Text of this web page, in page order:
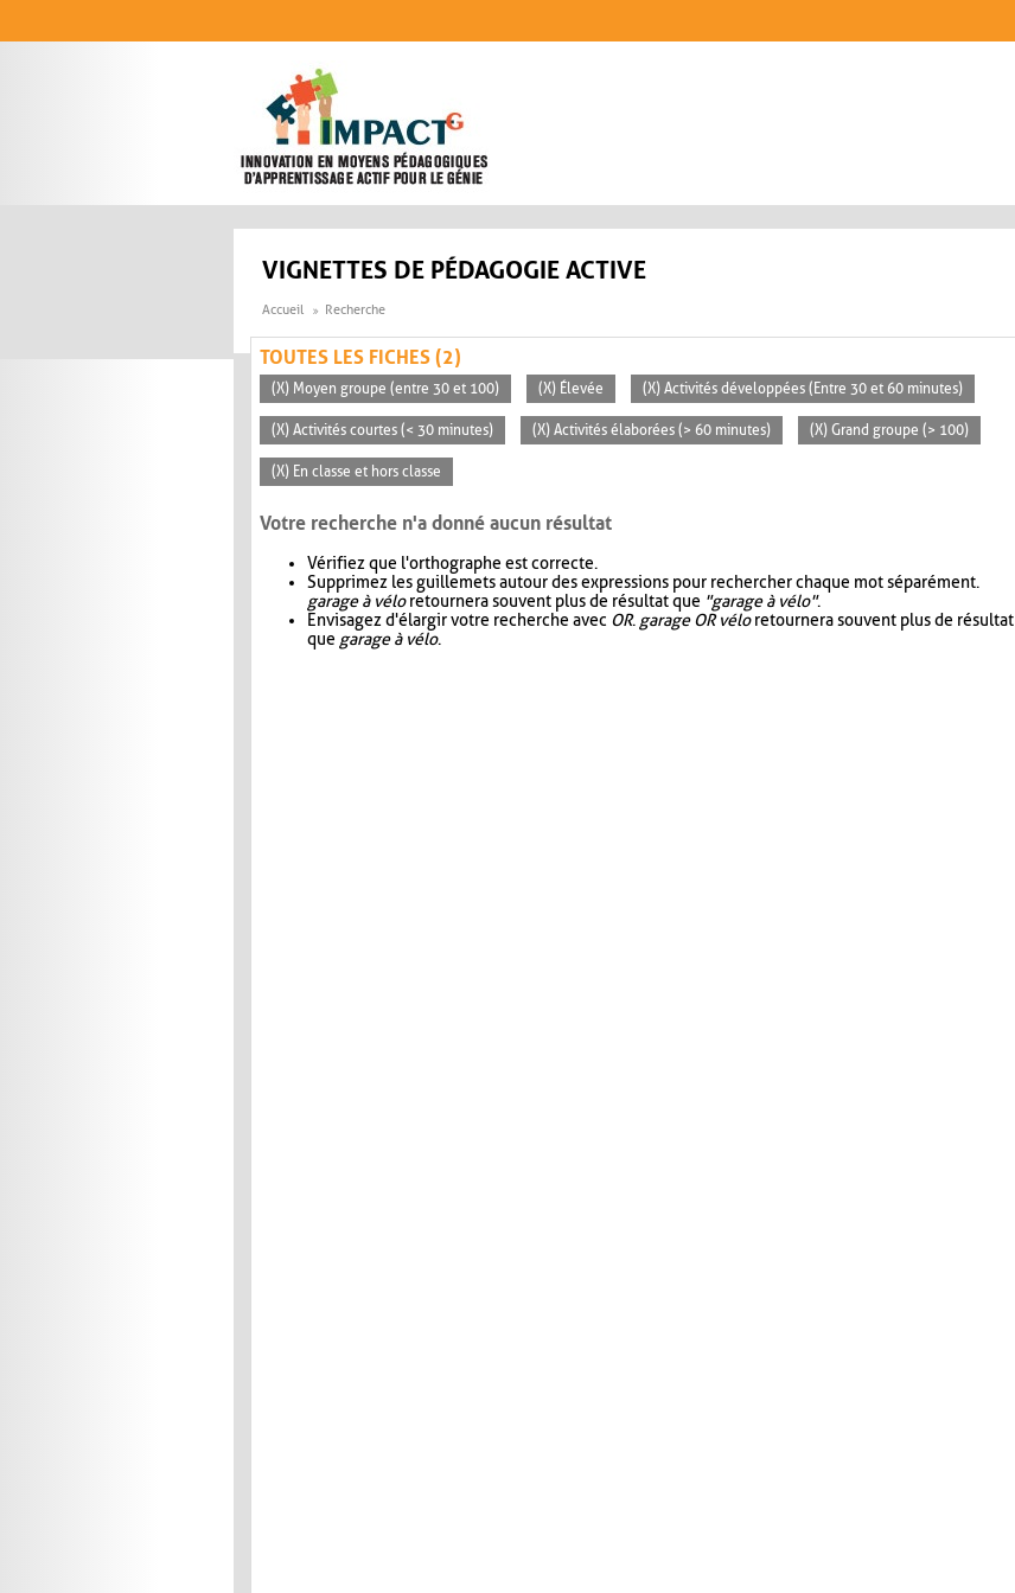
VIGNETTES DE PÉDAGOGIE ACTIVE
Accueil Recherche
TOUTES LES FICHES (2)
(X) Moyen groupe (entre 30 et 100) (X) Élevée (X) Activités développées (Entre 30 et 60 minutes)
(X) Activités courtes (< 30 minutes) (X) Activités élaborées (> 60 minutes) (X) Grand groupe (> 100)
(X) En classe et hors classe
Votre recherche n'a donné aucun résultat
Vérifiez que l'orthographe est correcte.
Supprimez les guillemets autour des expressions pour rechercher chaque mot séparément.
garage à véloretournera souvent plus de résultat que "garage à vélo".
Envisagez d'élargir votre recherche avec OR. garage OR véloretournera souvent plus de résultat
que garage à vélo.